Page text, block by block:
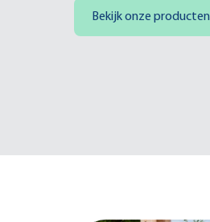
Bekijk onze producten